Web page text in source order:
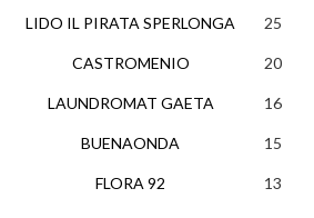
LIDO IL PIRATA SPERLONGA
CASTROMENIO
LAUNDROMAT GAETA
BUENAONDA
FLORA 92
25
20
16
15
13